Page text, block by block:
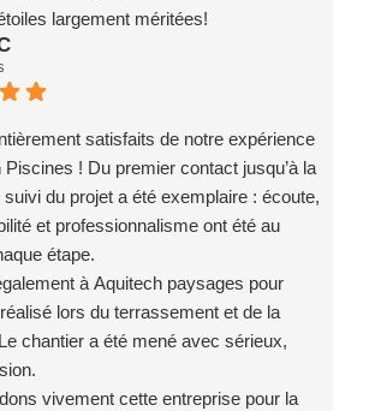
largement méritées!
satisfaits de notre expérience
! Du premier contact jusqu’à la
du projet a été exemplaire : écoute,
et professionnalisme ont été au
étape.
à Aquitech paysages pour
lors du terrassement et de la
chantier a été mené avec sérieux,
vivement cette entreprise pour la